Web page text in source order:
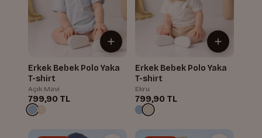
Erkek Bebek Polo Yaka
T-shirt
Açık Mavi
799,90 TL
Erkek Bebek Polo Yaka
T-shirt
Ekru
799,90 TL